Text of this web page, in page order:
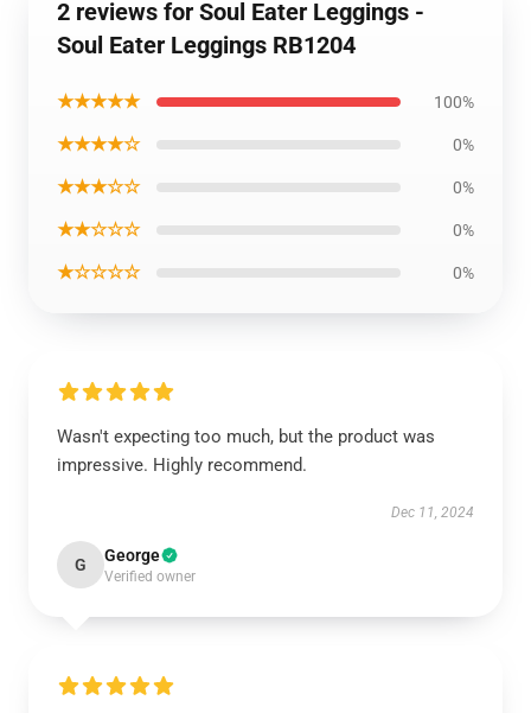
2 reviews for Soul Eater Leggings -
Soul Eater Leggings RB1204
★★★★★ 100%
★★★★☆ 0%
★★★☆☆ 0%
★★☆☆☆ 0%
★☆☆☆☆ 0%
Wasn't expecting too much, but the product was
impressive. Highly recommend.
Dec 11, 2024
G George
Verified owner